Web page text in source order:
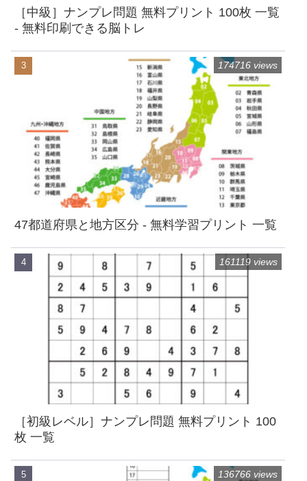
［中級］ナンプレ問題 無料プリント 100枚 一覧
- 無料印刷できる脳トレ
47都道府県と地方区分 - 無料学習プリント 一覧
174716 views
［初級レベル］ナンプレ問題 無料プリント 100
枚 一覧
161119 views
136766 views